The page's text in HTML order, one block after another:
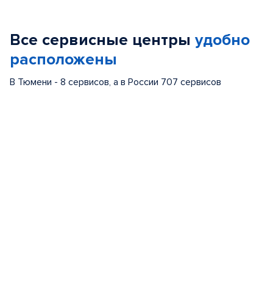
Все сервисные центры удобно
расположены
В Тюмени - 8 сервисов, а в России 707 сервисов